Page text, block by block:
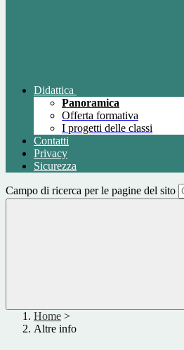
Didattica
Panoramica
Offerta formativa
I progetti delle classi
Contatti
Privacy
Sicurezza
Campo di ricerca per le pagine del sito
Home >
Altre info